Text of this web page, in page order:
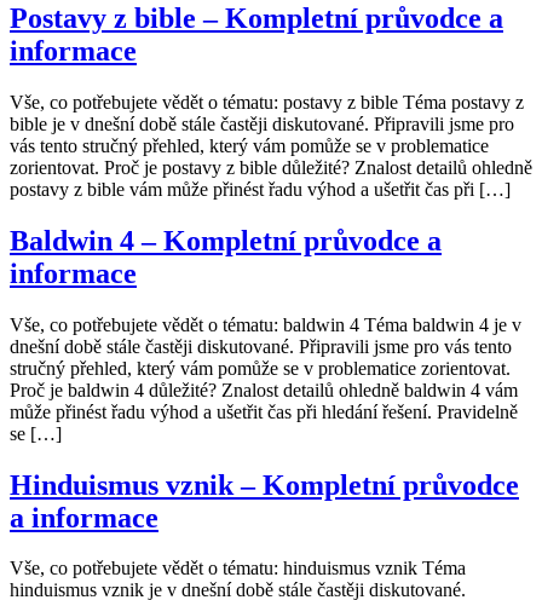
Postavy z bible – Kompletní průvodce a
informace
Vše, co potřebujete vědět o tématu: postavy z bible Téma postavy z
bible je v dnešní době stále častěji diskutované. Připravili jsme pro
vás tento stručný přehled, který vám pomůže se v problematice
zorientovat. Proč je postavy z bible důležité? Znalost detailů ohledně
postavy z bible vám může přinést řadu výhod a ušetřit čas při […]
Baldwin 4 – Kompletní průvodce a
informace
Vše, co potřebujete vědět o tématu: baldwin 4 Téma baldwin 4 je v
dnešní době stále častěji diskutované. Připravili jsme pro vás tento
stručný přehled, který vám pomůže se v problematice zorientovat.
Proč je baldwin 4 důležité? Znalost detailů ohledně baldwin 4 vám
může přinést řadu výhod a ušetřit čas při hledání řešení. Pravidelně
se […]
Hinduismus vznik – Kompletní průvodce
a informace
Vše, co potřebujete vědět o tématu: hinduismus vznik Téma
hinduismus vznik je v dnešní době stále častěji diskutované.